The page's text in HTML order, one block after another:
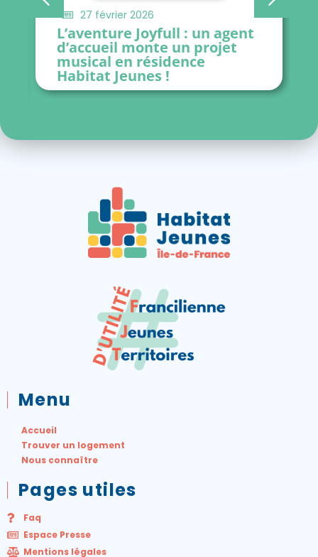
27 février 2026
L’aventure Joyfull : un agent
d’accueil monte un projet
musical en résidence
Habitat Jeunes !
Menu
Accueil
Trouver un logement
Nous connaître
Pages utiles
Faq
Espace Presse
Mentions légales